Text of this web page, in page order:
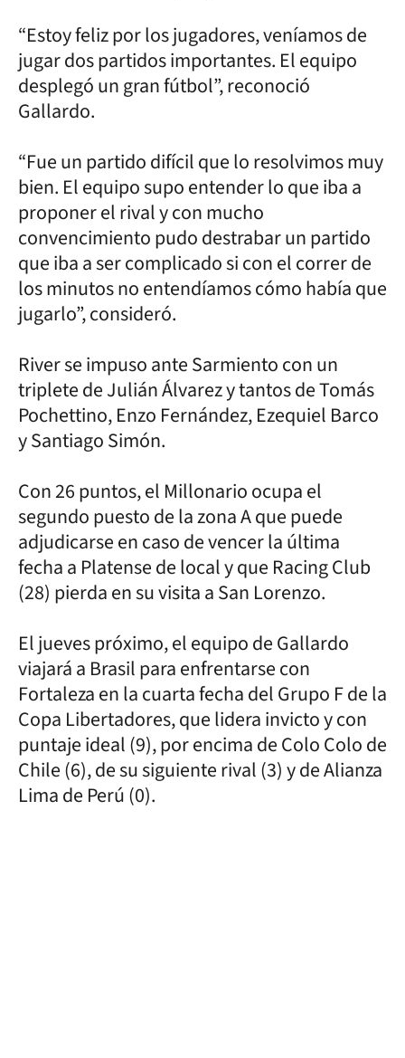
“Estoy feliz por los jugadores, veníamos de
jugar dos partidos importantes. El equipo
desplegó un gran fútbol”, reconoció
Gallardo.
“Fue un partido difícil que lo resolvimos muy
bien. El equipo supo entender lo que iba a
proponer el rival y con mucho
convencimiento pudo destrabar un partido
que iba a ser complicado si con el correr de
los minutos no entendíamos cómo había que
jugarlo”, consideró.
River se impuso ante Sarmiento con un
triplete de Julián Álvarez y tantos de Tomás
Pochettino, Enzo Fernández, Ezequiel Barco
y Santiago Simón.
Con 26 puntos, el Millonario ocupa el
segundo puesto de la zona A que puede
adjudicarse en caso de vencer la última
fecha a Platense de local y que Racing Club
(28) pierda en su visita a San Lorenzo.
El jueves próximo, el equipo de Gallardo
viajará a Brasil para enfrentarse con
Fortaleza en la cuarta fecha del Grupo F de la
Copa Libertadores, que lidera invicto y con
puntaje ideal (9), por encima de Colo Colo de
Chile (6), de su siguiente rival (3) y de Alianza
Lima de Perú (0).